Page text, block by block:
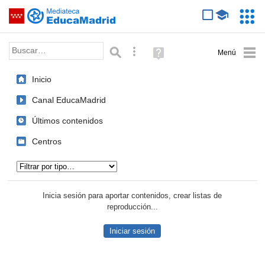
Saltar navegación
Palabra o frase: Búsqueda avanzada
Ayuda
(en
Inicio
Canal EducaMadrid
Últimos contenidos
Centros
Inicia sesión para aportar contenidos, crear listas de
reproducción...
Iniciar sesión